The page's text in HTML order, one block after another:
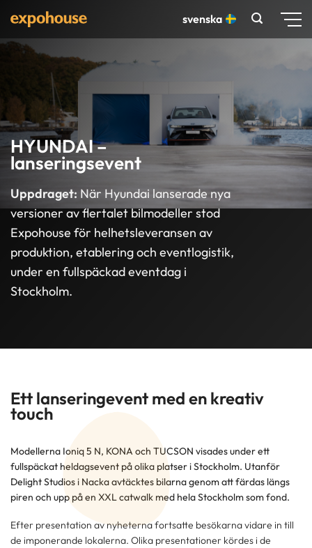
content
svenska
HYUNDAI –
lanseringsevent
Uppdraget: När Hyundai lanserade nya
versioner av flertalet bilmodeller stod
Expohouse för helhetsleveransen av
produktion, etablering och eventlogistik,
under en fullspäckad eventdag i
Stockholm.
Ett lanseringevent med en kreativ
touch
Modellerna Ioniq 5 N, KONA och TUCSON visades under ett
fullspäckat heldagsevent på olika platser i Stockholm. Utanför
Delight Studios i Nacka avtäcktes bilarna genom att färdas längs
piren och upp på en XXL catwalk med hela Stockholm som fond.
Efter presentation av nyheterna fortsatte besökarna vidare in till
de imponerande lokalerna. Olika presentationer kördes i de